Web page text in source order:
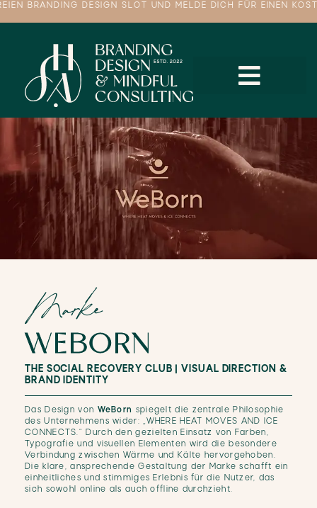
BRANDING DESIGN SLOT UND MELDE DICH FÜR EINEN
Marke
WEBORN
THE SOCIAL RECOVERY CLUB | VISUAL DIRECTION &
BRAND IDENTITY
Das Design von WeBorn spiegelt die zentrale Philosophie
des Unternehmens wider: „WHERE HEAT MOVES AND ICE
CONNECTS.“ Durch den gezielten Einsatz von Farben,
Typografie und visuellen Elementen wird die besondere
Verbindung zwischen Wärme und Kälte hervorgehoben.
Die klare, ansprechende Gestaltung der Marke schafft ein
einheitliches und stimmiges Erlebnis für die Nutzer, das
sich sowohl online als auch offline durchzieht.